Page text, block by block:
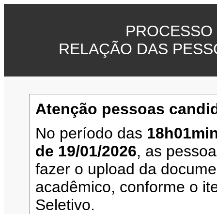
RELAÇÃO DAS
Atenção pessoas
No período das
de 19/01/2026, as
fazer o upload da
acadêmico, conforme o
Seletivo.